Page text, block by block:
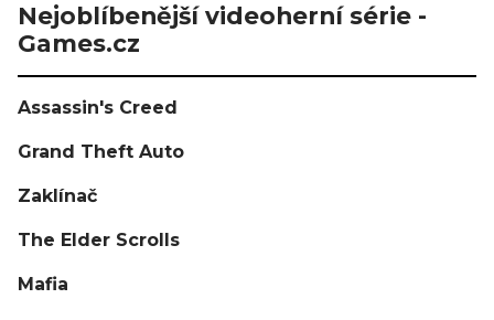
Nejoblíbenější videoherní série -
Games.cz
Assassin's Creed
Grand Theft Auto
Zaklínač
The Elder Scrolls
Mafia